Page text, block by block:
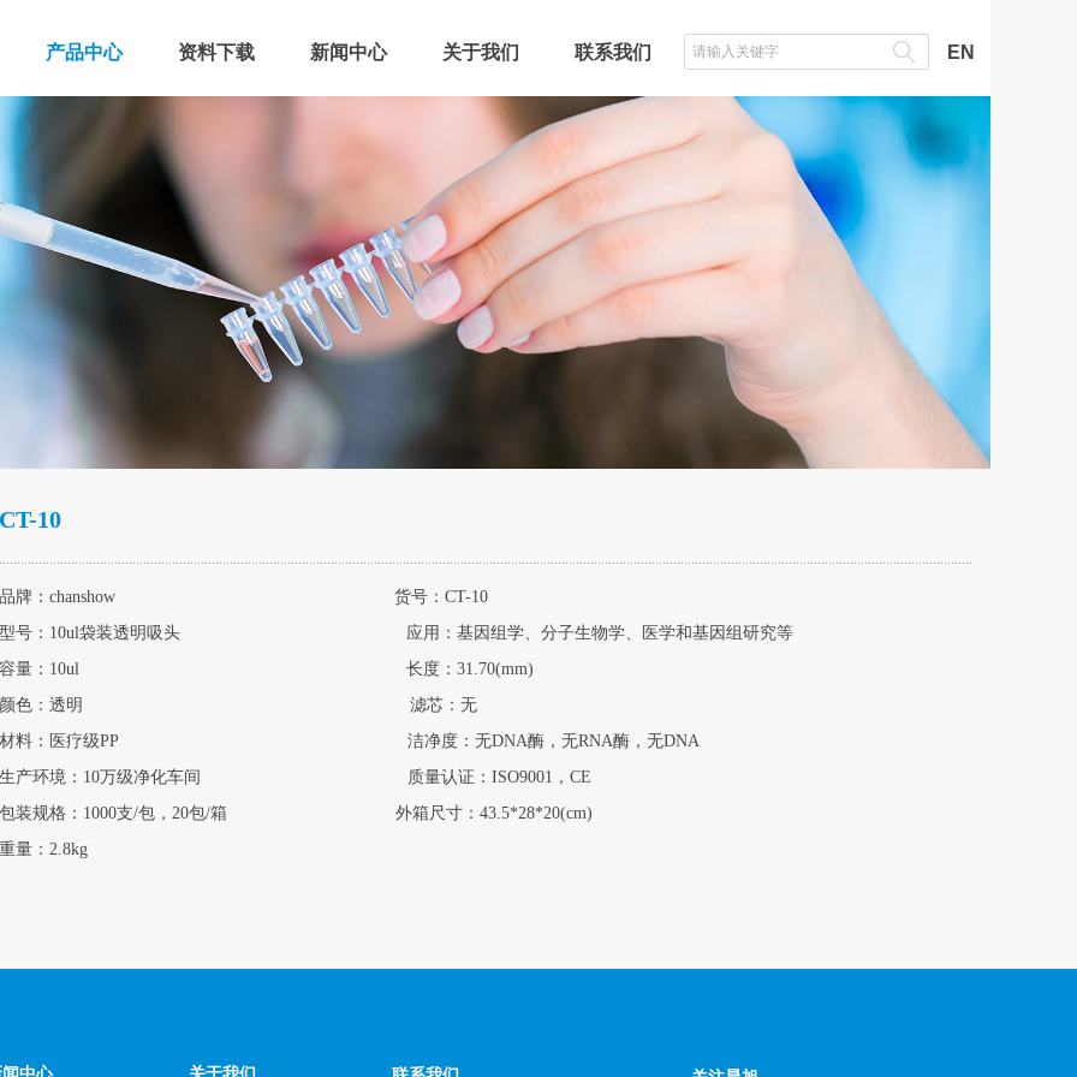
产品中心 资料下载 新闻中心 关于我们 联系我们 EN
CT-10
品牌：chanshow 货号：CT-10
型号：10ul袋装透明吸头 应用：基因组学、分子生物学、医学和基因组研究等
容量：10ul 长度：31.70(mm)
颜色：透明 滤芯：无
材料：医疗级PP 洁净度：无DNA酶，无RNA酶，无DNA
生产环境：10万级净化车间 质量认证：ISO9001，CE
包装规格：1000支/包，20包/箱 外箱尺寸：43.5*28*20(cm)
重量：2.8kg